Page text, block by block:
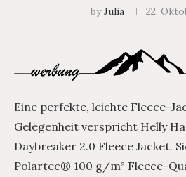
byJulia 22.
Eine perfekte, leichte Fleece-
Gelegenheit verspricht Helly
Daybreaker 2.0 Fleece Jacket.
Polartec® 100 g/m² Fleece-